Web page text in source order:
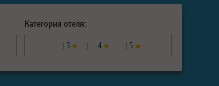
Категория отеля:
3 4 5